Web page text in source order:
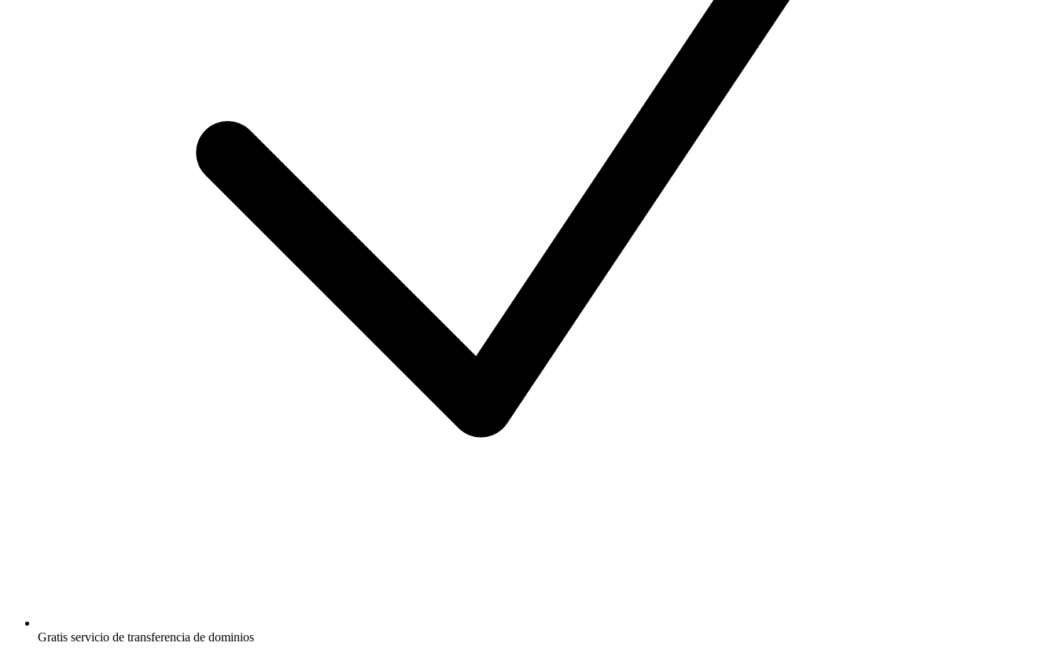
Gratis servicio de transferencia de dominios